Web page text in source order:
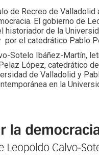
de Recreo de
El gobierno de
historiador de la
el catedrático Pablo
Sotelo Ibáñez-Martín,
López, catedrático
de Valladolid y
en la